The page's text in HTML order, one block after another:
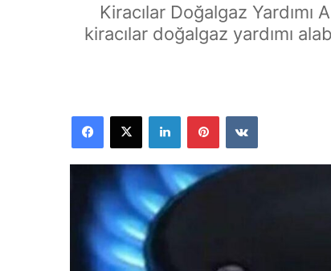
Kiracılar Doğalgaz
kiracılar doğalgaz yardımı